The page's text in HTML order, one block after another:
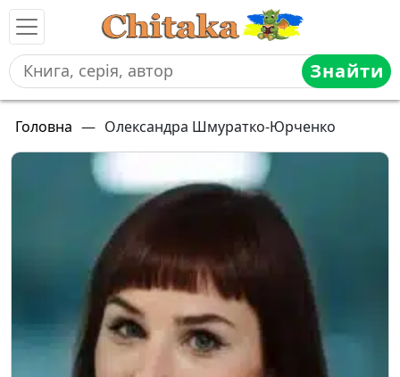
Знайти
Головна — Олександра Шмуратко-Юрченко